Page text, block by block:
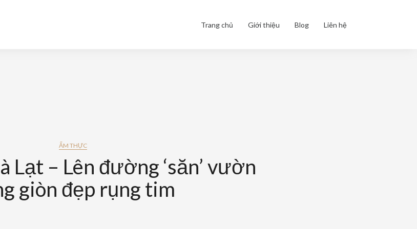
Trang chủ Giới thiệu Blog Liên hệ
ẨM THỰC
Lạt – Lên đường ‘săn’ vườn
giòn đẹp rụng tim